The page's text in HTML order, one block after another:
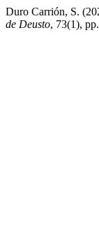
Duro Carrión, S.
de Deusto, 73(1),